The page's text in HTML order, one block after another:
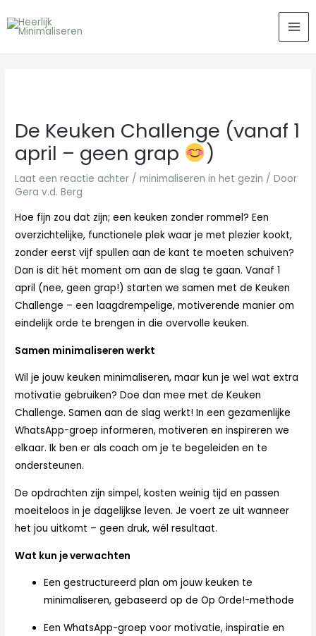
naar
De Keuken Challenge (vanaf 1
april – geen grap
)
Laat een reactie achter /minimaliseren in het gezin / Door
Gera v.d. Berg
Hoe fijn zou dat zijn; een keuken zonder rommel? Een
overzichtelijke, functionele plek waar je met plezier kookt,
zonder eerst vijf spullen aan de kant te moeten schuiven?
Dan is dit hét moment om aan de slag te gaan. Vanaf 1
april (nee, geen grap!) starten we samen met de Keuken
Challenge – een laagdrempelige, motiverende manier om
eindelijk orde te brengen in die overvolle keuken.
Samen minimaliseren werkt
Wil je jouw keuken minimaliseren, maar kun je wel wat extra
motivatie gebruiken? Doe dan mee met de Keuken
Challenge. Samen aan de slag werkt! In een gezamenlijke
WhatsApp-groep informeren, motiveren en inspireren we
elkaar. Ik ben er als coach om je te begeleiden en te
ondersteunen.
De opdrachten zijn simpel, kosten weinig tijd en passen
moeiteloos in je dagelijkse leven. Je voert ze uit wanneer
het jou uitkomt – geen druk, wél resultaat.
Wat kun je verwachten
Een gestructureerd plan om jouw keuken te
minimaliseren, gebaseerd op de Op Orde!-methode
Een WhatsApp-groep voor motivatie, inspiratie en